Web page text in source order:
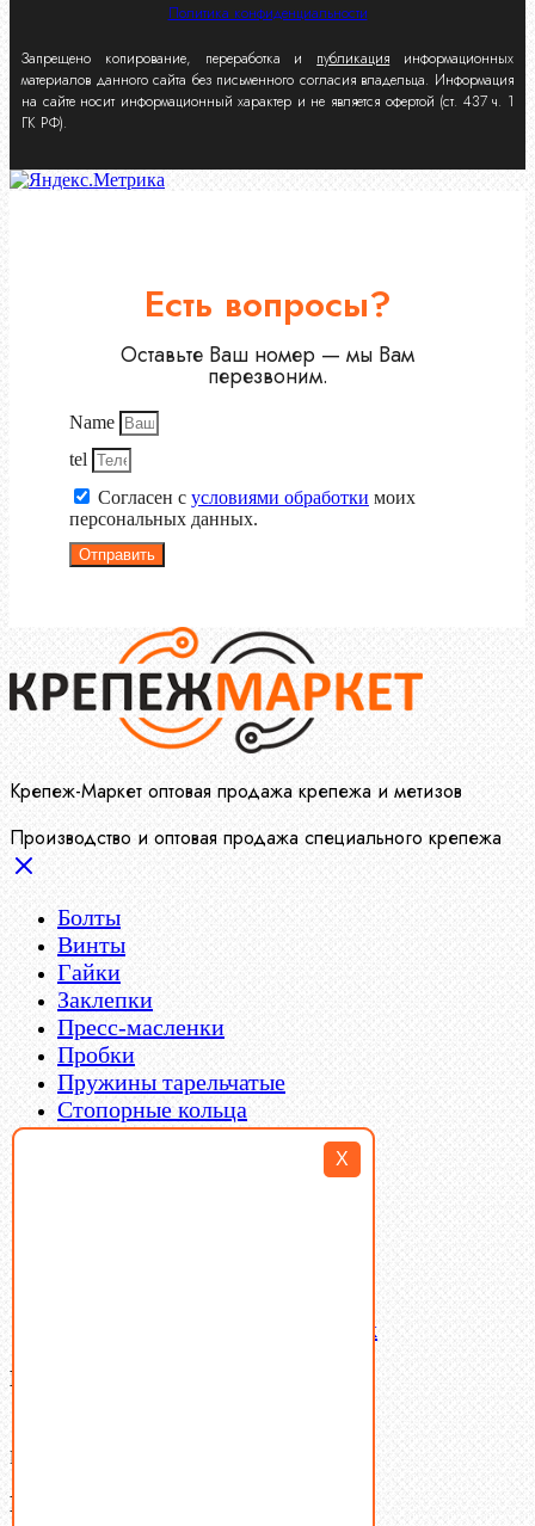
X
Политика конфиденциальности
Запрещено копирование, переработка и публикация информационных
материалов данного сайта без письменного согласия владельца. Информация
на сайте носит информационный характер и не является офертой (ст. 437 ч. 1
ГК РФ).
Есть вопросы?
Оставьте Ваш номер — мы Вам
перезвоним.
Name
tel
Согласен с условиями обработки моих
персональных данных.
Отправить
Крепеж-Маркет оптовая продажа крепежа и метизов
Производство и оптовая продажа специального крепежа
Болты
Винты
Гайки
Заклепки
Пресс-масленки
Пробки
Пружины тарельчатые
Стопорные кольца
Такелаж
Латунный и бронзовый крепеж
Ваша корзина
В корзине нет товаров.
Поиск